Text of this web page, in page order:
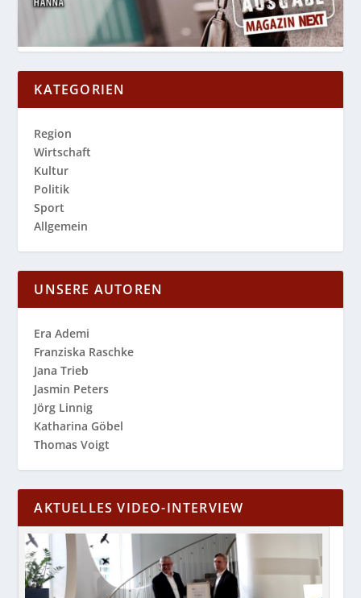
KATEGORIEN
Region
Wirtschaft
Kultur
Politik
Sport
Allgemein
UNSERE AUTOREN
Era Ademi
Franziska Raschke
Jana Trieb
Jasmin Peters
Jörg Linnig
Katharina Göbel
Thomas Voigt
AKTUELLES VIDEO-INTERVIEW